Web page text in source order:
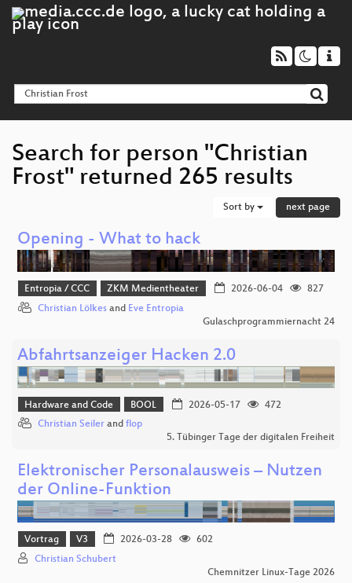
Search for person "Christian
Frost" returned 265 results
Sort by next page
Opening - What to hack
Entropia / CCC ZKM Medientheater 2026-06-04
827
Christian Lölkes and Eve Entropia
Gulaschprogrammiernacht 24
Abfahrtsanzeiger Hacken 2.0
Hardware and Code BOOL 2026-05-17
472
Christian Seiler and flop
5. Tübinger Tage der digitalen Freiheit
Elektronischer Personalausweis – Nutzen
der Online‑Funktion
Vortrag V3 2026-03-28
602
Christian Schubert
Chemnitzer Linux-Tage 2026